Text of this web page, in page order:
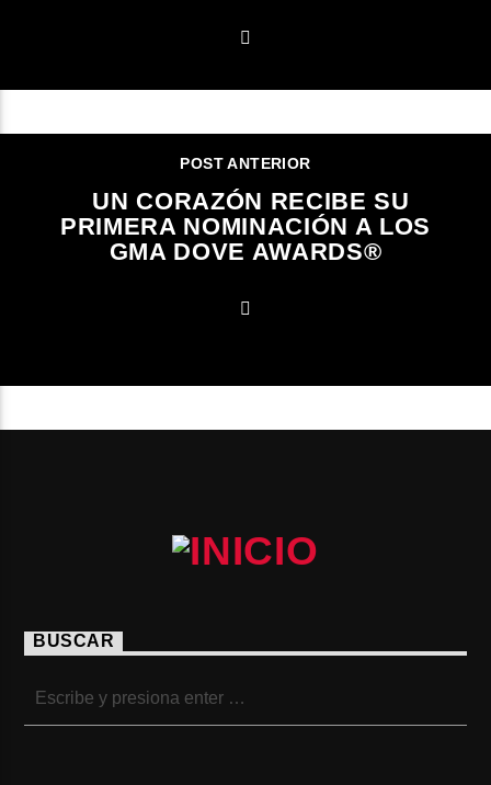
POST ANTERIOR
UN CORAZÓN RECIBE SU
PRIMERA NOMINACIÓN A LOS
GMA DOVE AWARDS®
BUSCAR